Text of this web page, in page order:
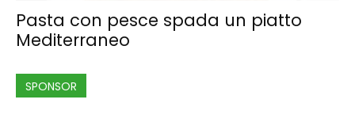
Pasta con pesce spada un piatto
Mediterraneo
SPONSOR